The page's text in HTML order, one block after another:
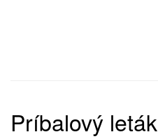
Príbalový leták